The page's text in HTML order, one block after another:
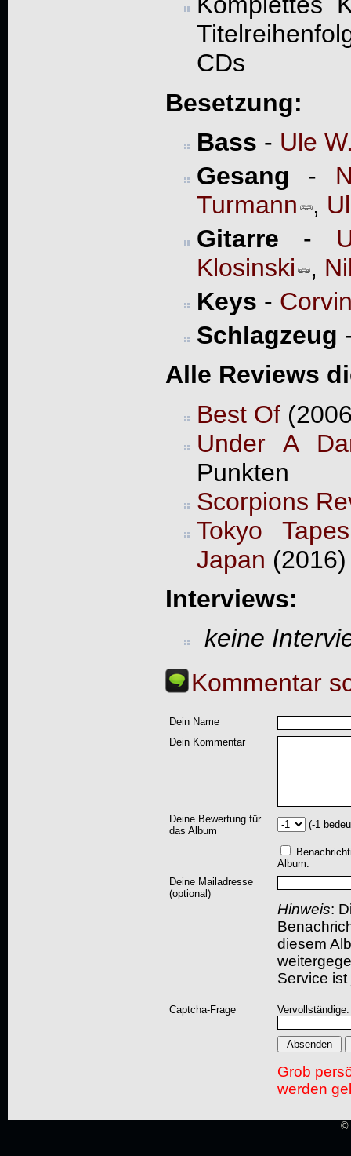
CDs
Besetzung:
Bass - Ule
Gesang -
Turmann ,
Gitarre -
Klosinski ,
Keys -
Schlagzeug
Alle Reviews
Best Of
Under A
Punkten
Scorpions
Tokyo
Japan (2016)
Interviews:
keine
Kommentar
Dein Name
Dein Kommentar
Deine Bewertung für
das Album
(-1
Album.
Deine Mailadresse
(optional)
Hinweis:
diesem
Service
Captcha-Frage
Grob
werden
©